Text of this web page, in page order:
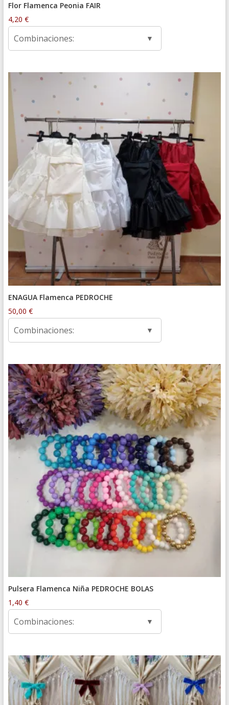
Flor Flamenca Peonia FAIR
4,20 €
Combinaciones:
ENAGUA Flamenca PEDROCHE
50,00 €
Combinaciones:
Pulsera Flamenca Niña PEDROCHE BOLAS
1,40 €
Combinaciones: